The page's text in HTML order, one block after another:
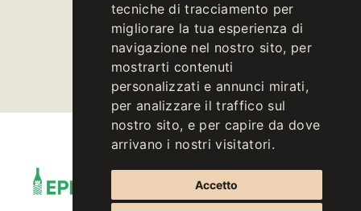
tecniche di tracciamento per
migliorare la tua esperienza di
navigazione nel nostro sito, per
mostrarti contenuti
personalizzati e annunci mirati,
per analizzare il traffico sul
nostro sito, e per capire da dove
arrivano i nostri visitatori.
Accetto
EPPAN CANTINA
P.IVA IT00126670215